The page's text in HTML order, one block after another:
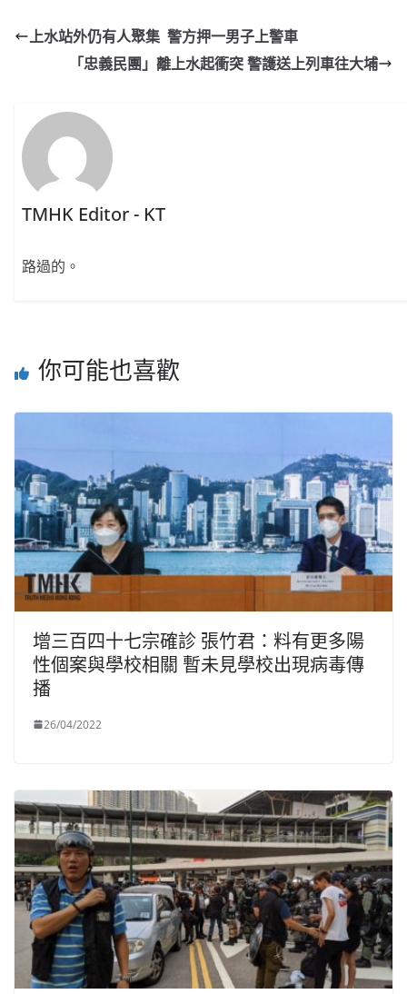
上水站外仍有人聚集 警方押一男子上警車
「忠義民團」離上水起衝突 警護送上列車往大埔
TMHK Editor - KT
路過的。
你可能也喜歡
增三百四十七宗確診 張竹君：料有更多陽
性個案與學校相關 暫未見學校出現病毒傳
播
26/04/2022